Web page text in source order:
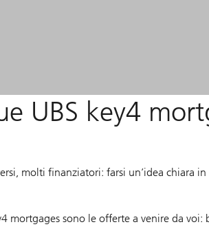
UBS key4
molti finanziatori: farsi un’idea chiara
mortgages sono le offerte a venire da voi: